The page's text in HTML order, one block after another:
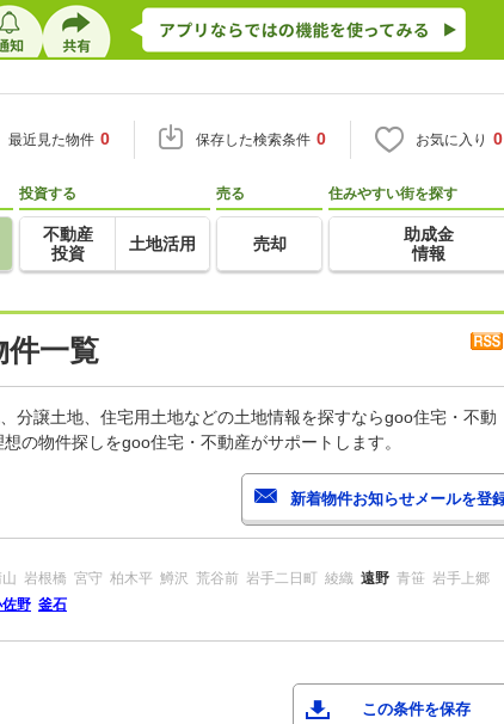
最近見た物件 0 保存した検索条件 0 お気に入り 0
投資する
不動産
投資
土地活用
売る
売却
住みやすい街を探す
助成金
情報
件一覧
分譲土地、住宅用土地などの土地情報を探すならgoo住宅・不動
の物件探しをgoo住宅・不動産がサポートします。
岩根橋 宮守 柏木平 鱒沢 荒谷前 岩手二日町 綾織 遠野 青笹 岩手上郷
野 釜石
この条件を保存